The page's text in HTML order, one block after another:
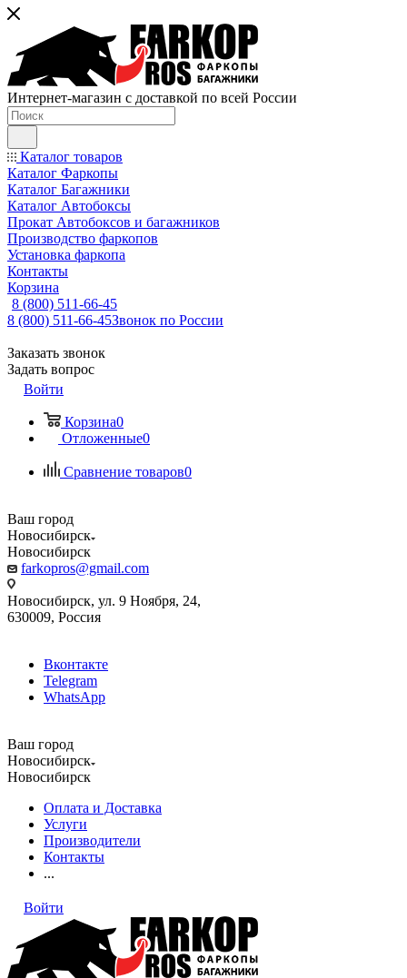
Интернет-магазин с доставкой по всей России
Каталог товаров
Каталог Фаркопы
Каталог Багажники
Каталог Автобоксы
Прокат Автобоксов и багажников
Производство фаркопов
Установка фаркопа
Контакты
Корзина
8 (800) 511-66-45
8 (800) 511-66-45Звонок по России
Заказать звонок
Задать вопрос
Войти
Корзина0
Отложенные0
Сравнение товаров0
Ваш город
Новосибирск
Новосибирск
farkopros@gmail.com
Новосибирск, ул. 9 Ноября, 24,
630009, Россия
Вконтакте
Telegram
WhatsApp
Ваш город
Новосибирск
Новосибирск
Оплата и Доставка
Услуги
Производители
Контакты
...
Войти